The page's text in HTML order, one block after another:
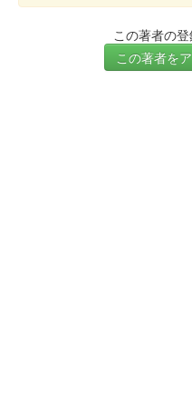
この著者の
この著者を